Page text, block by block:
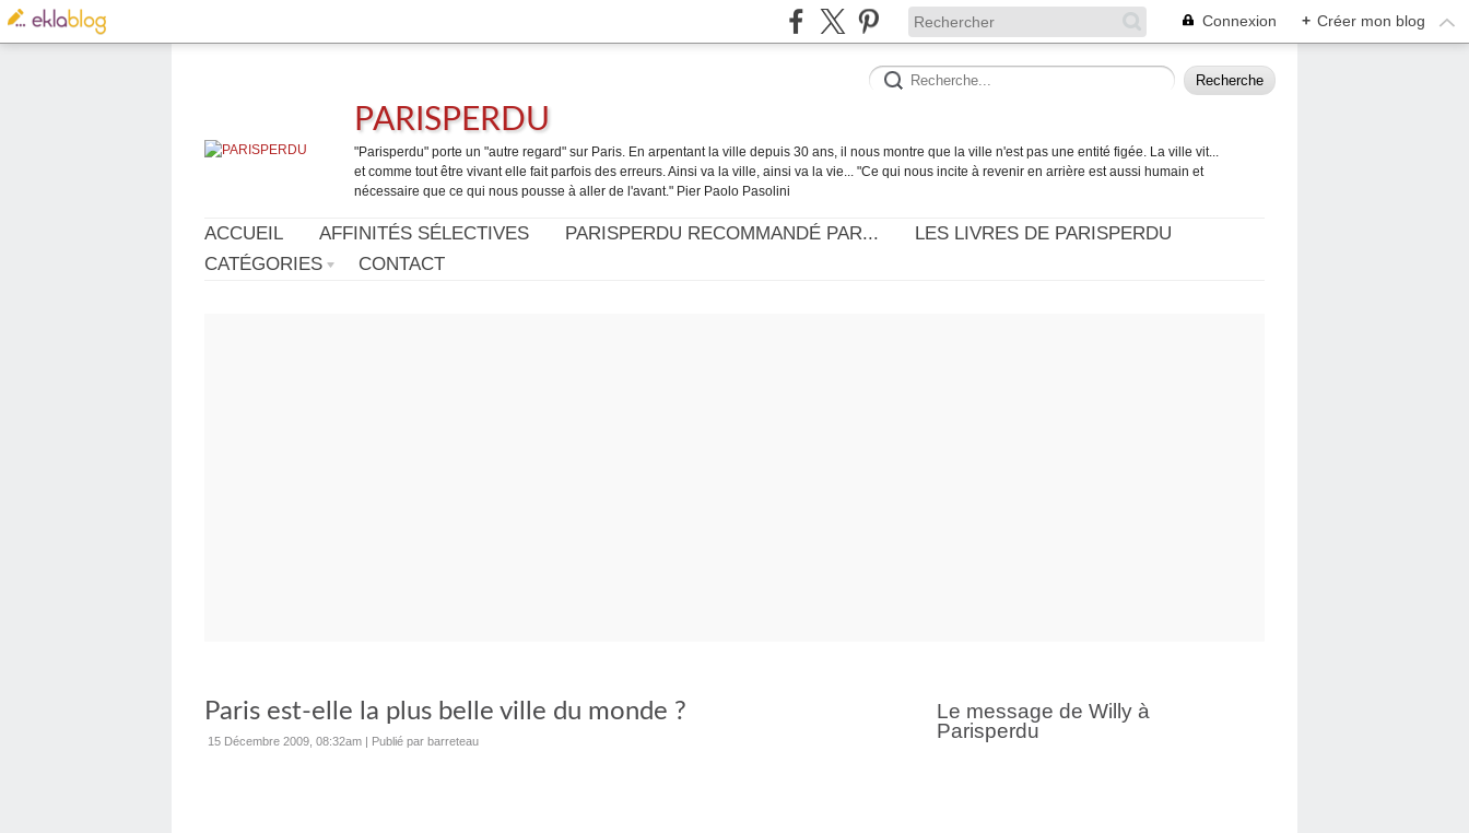
Connexion + Créer mon blog
PARISPERDU
"Parisperdu" porte un "autre regard" sur Paris. En arpentant la ville depuis 30 ans, il nous montre que la ville n'est pas une entité figée. La ville vit...
et comme tout être vivant elle fait parfois des erreurs. Ainsi va la ville, ainsi va la vie... "Ce qui nous incite à revenir en arrière est aussi humain et
nécessaire que ce qui nous pousse à aller de l'avant." Pier Paolo Pasolini
ACCUEIL AFFINITÉS SÉLECTIVES PARISPERDU RECOMMANDÉ PAR...
LES LIVRES DE PARISPERDU
CATÉGORIES
CONTACT
Paris est-elle la plus belle ville du monde ?
15 Décembre 2009, 08:32am | Publié par barreteau
Le message de Willy à
Parisperdu